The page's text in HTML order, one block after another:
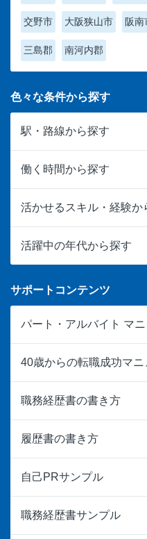
交野市 大阪狭山市 阪南
三島郡 南河内郡
色々な条件から探す
駅・路線から探す
働く時間から探す
活かせるスキル・経験か
活躍中の年代から探す
サポートコンテンツ
パート・アルバイト マ
40歳からの転職成功マニ
職務経歴書の書き方
履歴書の書き方
自己PRサンプル
職務経歴書サンプル